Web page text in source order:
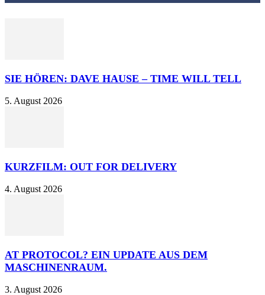
SIE HÖREN: DAVE HAUSE – TIME WILL TELL
5. August 2026
KURZFILM: OUT FOR DELIVERY
4. August 2026
AT PROTOCOL? EIN UPDATE AUS DEM
MASCHINENRAUM.
3. August 2026